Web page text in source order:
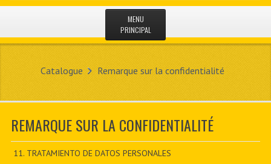
MENU
PRINCIPAL
NEWS
MON COPTE
CONTACTER
PDF BOOKS
Catalogue Remarque sur la confidentialité
REMARQUE SUR LA CONFIDENTIALITÉ
11. TRATAMIENTO DE DATOS PERSONALES